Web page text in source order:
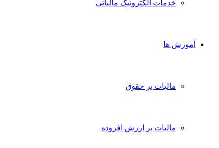
خدمات الکترونیک مالیاتی
آموزش ها
مالیات بر حقوق
مالیات بر ارزش افزوده